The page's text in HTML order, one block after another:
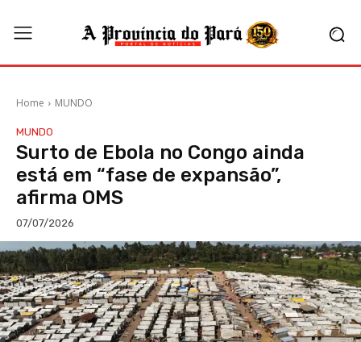
Home MUNDO
MUNDO
Surto de Ebola no Congo ainda
está em “fase de expansão”,
afirma OMS
07/07/2026